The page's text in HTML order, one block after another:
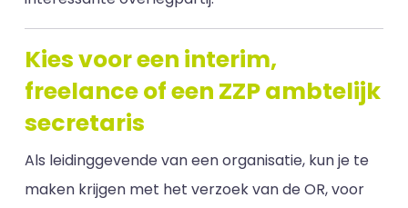
Kies voor een interim,
freelance of een ZZP ambtelijk
secretaris
Als leidinggevende van een organisatie, kun je te
maken krijgen met het verzoek van de OR, voor